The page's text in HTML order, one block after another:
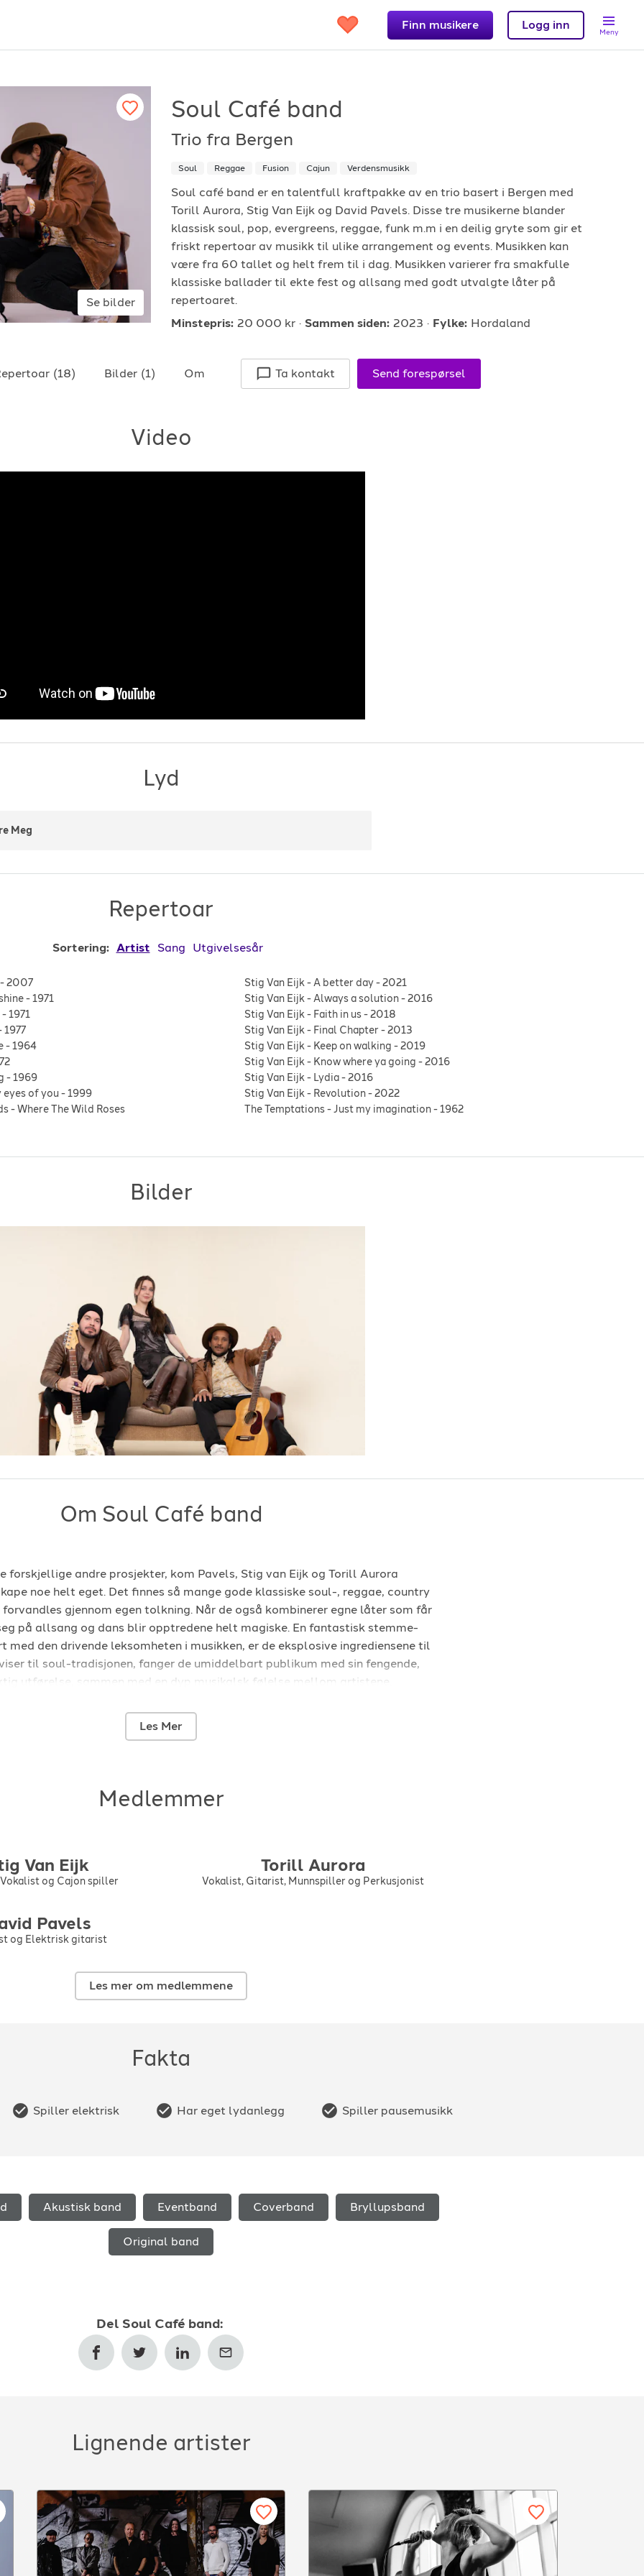
Finn musikere Logg inn Meny
arrangører
fungerer det?
etter underholdning
booke i 2026
For musiker
Hvordan fungerer det?
Registrer solist eller band
Se referanser
Kontakt oss
Hjelpesenter
Logg inn
support@gigplanet.no
Se bilder
Soul Café band
Trio fra Bergen
Soul Reggae Fusion Cajun Verdensmusikk
Soul café band er en talentfull kraftpakke av en trio basert i Bergen med
Torill Aurora, Stig Van Eijk og David Pavels. Disse tre musikerne blander
klassisk soul, pop, evergreens, reggae, funk m.m i en deilig gryte som gir et
friskt repertoar av musikk til ulike arrangement og events. Musikken kan
være fra 60 tallet og helt frem til i dag. Musikken varierer fra smakfulle
klassiske ballader til ekte fest og allsang med godt utvalgte låter på
repertoaret.
Minstepris: 20 000 kr Sammen siden: 2023 Fylke: Hordaland
(18) Bilder (1) Om Ta kontakt Send forespørsel
Video
Lyd
Meg
Repertoar
Sortering: Artist Sang Utgivelsesår
2007
-1971
-1971
1977
-1964
-1969
of you -1999
-Where The Wild Roses
Stig Van Eijk-A better day-2021
Stig Van Eijk-Always a solution-2016
Stig Van Eijk- Faith in us-2018
Stig Van Eijk- Final Chapter-2013
Stig Van Eijk- Keep on walking -2019
Stig Van Eijk- Know where ya going -2016
Stig Van Eijk- Lydia-2016
Stig Van Eijk- Revolution-2022
The Temptations-Just my imagination-1962
Bilder
Om Soul Café band
forskjellige andre prosjekter, kom Pavels, Stig van Eijk og Torill Aurora
noe helt eget. Det finnes så mange gode klassiske soul-, reggae, country
gjennom egen tolkning. Når de også kombinerer egne låter som får
på allsang og dans blir opptredene helt magiske. En fantastisk stemme-
med den drivende leksomheten i musikken, er de eksplosive ingrediensene til
til soul-tradisjonen, fanger de umiddelbart publikum med sin fengende,
utførelse, sammen med en dyp musikalsk følelse mellom artistene.
Les Mer
Medlemmer
Van Eijk
og Cajon spiller
Torill Aurora
Vokalist, Gitarist, Munnspiller og Perkusjonist
Pavels
og Elektrisk gitarist
Les mer om medlemmene
Fakta
Spiller elektrisk Har eget lydanlegg Spiller pausemusikk
Akustisk band Eventband Coverband Bryllupsband
Original band
Del Soul Café band:
Lignende artister